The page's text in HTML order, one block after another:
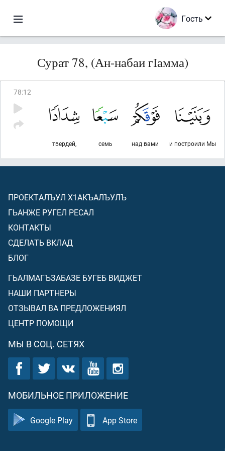
Гость
Сурат 78, (Ан-набаи гІамма)
78:12
и построили Мы
над вами
семь
твердей,
ПРОЕКТАЛЪУЛ Х1АКЪАЛЪУЛЪ
ГЬАНЖЕ РУГЕЛ РЕСАЛ
КОНТАКТЫ
СДЕЛАТЬ ВКЛАД
БЛОГ
ГЬАЛМАГЪЗАБАЗЕ БУГЕБ ВИДЖЕТ
НАШИ ПАРТНЕРЫ
ОТЗЫВАЛ ВА ПРЕДЛОЖЕНИЯЛ
ЦЕНТР ПОМОЩИ
МЫ В СОЦ. СЕТЯХ
МОБИЛЬНОЕ ПРИЛОЖЕНИЕ
Google Play App Store